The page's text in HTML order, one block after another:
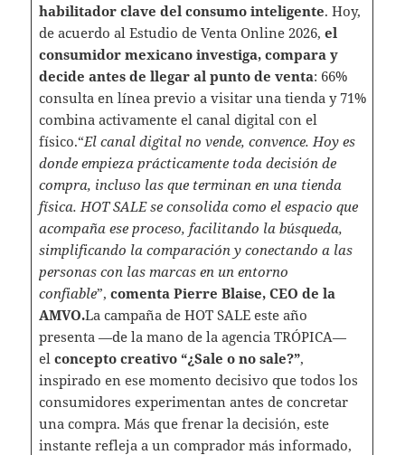
habilitador clave del consumo inteligente. Hoy,
de acuerdo al Estudio de Venta Online 2026, el
consumidor mexicano investiga, compara y
decide antes de llegar al punto de venta: 66%
consulta en línea previo a visitar una tienda y 71%
combina activamente el canal digital con el
físico.“El canal digital no vende, convence. Hoy es
donde empieza prácticamente toda decisión de
compra, incluso las que terminan en una tienda
física. HOT SALE se consolida como el espacio que
acompaña ese proceso, facilitando la búsqueda,
simplificando la comparación y conectando a las
personas con las marcas en un entorno
confiable”, comenta Pierre Blaise, CEO de la
AMVO.La campaña de HOT SALE este año
presenta —de la mano de la agencia TRÓPICA—
el concepto creativo “¿Sale o no sale?”,
inspirado en ese momento decisivo que todos los
consumidores experimentan antes de concretar
una compra. Más que frenar la decisión, este
instante refleja a un comprador más informado,